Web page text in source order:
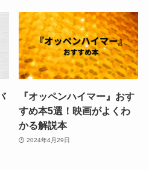
『オッペンハイマー』おす
すめ本5選！映画がよくわ
かる解説本
2024年4月29日